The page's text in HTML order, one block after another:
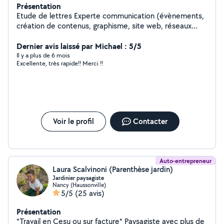
Présentation
Etude de lettres Experte communication (évènements,
création de contenus, graphisme, site web, réseaux
retouche photos)
Dernier avis laissé par Michael : 5/5
Il y a plus de 6 mois
Excellente, très rapide!! Merci !!
Voir le profil Contacter
Auto-entrepreneur
Laura Scalvinoni (Parenthèse jardin)
Jardinier paysagiste
Nancy (Haussonville)
5/5 (25 avis)
Présentation
*Travail en Cesu ou sur facture* Paysagiste avec plus de